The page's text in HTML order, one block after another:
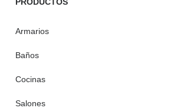
Armarios
Baños
Cocinas
Salones